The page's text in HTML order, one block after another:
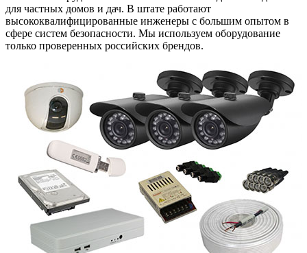
для частных домов и дач. В штате работают
высококвалифицированные инженеры с большим опытом в
сфере систем безопасности. Мы используем оборудование
только проверенных российских брендов.